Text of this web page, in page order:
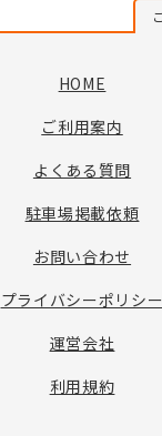
HOME
ご利用案内
よくある質問
駐車場掲載依頼
お問い合わせ
プライバシーポリシー
運営会社
利用規約